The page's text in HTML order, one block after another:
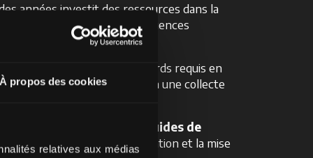
À propos des cookies
relatives aux médias
des années investit des ressources dans la
réduit et des conséquences
, conformément aux standards requis en
cycle de production grâce à une collecte
liquides de
tout en réduisant l’utilisation et la mise